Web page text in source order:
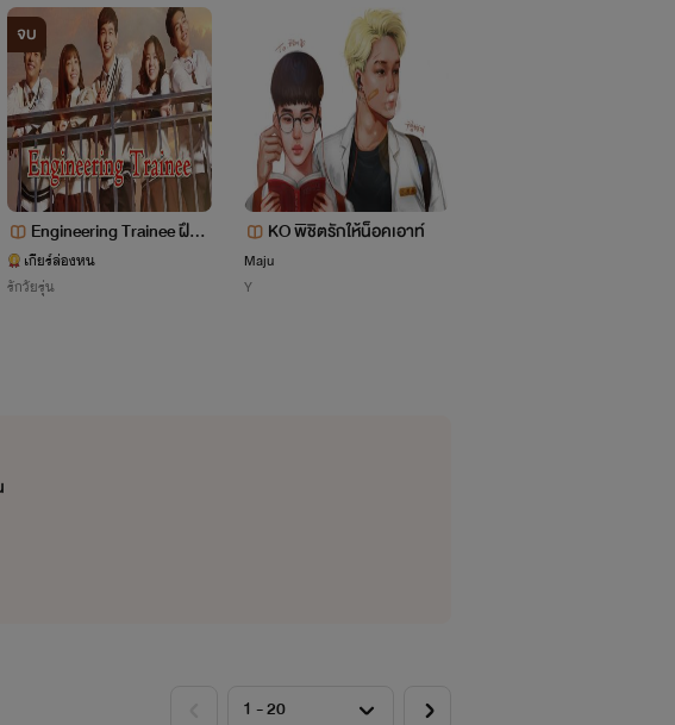
ษจริงๆนะคะ
<<<<<<
จบ
Engineering Trainee ฝึกง
านนี้มีรัก
เกียร์ล่องหน
รักวัยรุ่น
KO พิชิตรักให้น็อคเอาท์
Maju
Y